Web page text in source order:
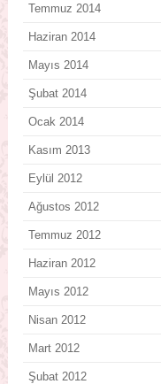
Temmuz 2014
Haziran 2014
Mayıs 2014
Şubat 2014
Ocak 2014
Kasım 2013
Eylül 2012
Ağustos 2012
Temmuz 2012
Haziran 2012
Mayıs 2012
Nisan 2012
Mart 2012
Şubat 2012